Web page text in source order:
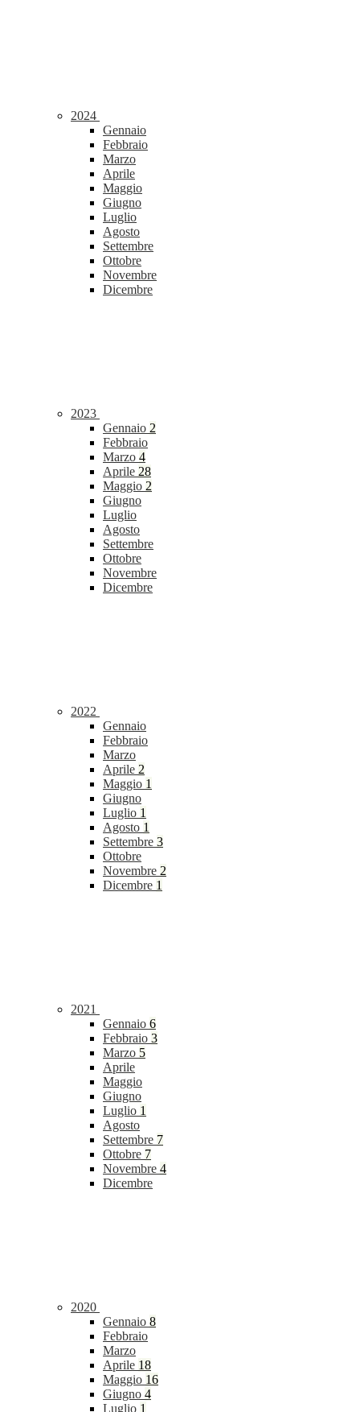
2024
Gennaio
Febbraio
Marzo
Aprile
Maggio
Giugno
Luglio
Agosto
Settembre
Ottobre
Novembre
Dicembre
2023
Gennaio 2
Febbraio
Marzo 4
Aprile 28
Maggio 2
Giugno
Luglio
Agosto
Settembre
Ottobre
Novembre
Dicembre
2022
Gennaio
Febbraio
Marzo
Aprile 2
Maggio 1
Giugno
Luglio 1
Agosto 1
Settembre 3
Ottobre
Novembre 2
Dicembre 1
2021
Gennaio 6
Febbraio 3
Marzo 5
Aprile
Maggio
Giugno
Luglio 1
Agosto
Settembre 7
Ottobre 7
Novembre 4
Dicembre
2020
Gennaio 8
Febbraio
Marzo
Aprile 18
Maggio 16
Giugno 4
Luglio 1